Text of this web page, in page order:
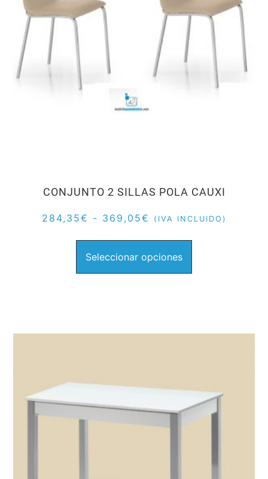
CONJUNTO 2 SILLAS POLA CAUXI
284,35€ - 369,05€ (IVA INCLUIDO)
Seleccionar opciones